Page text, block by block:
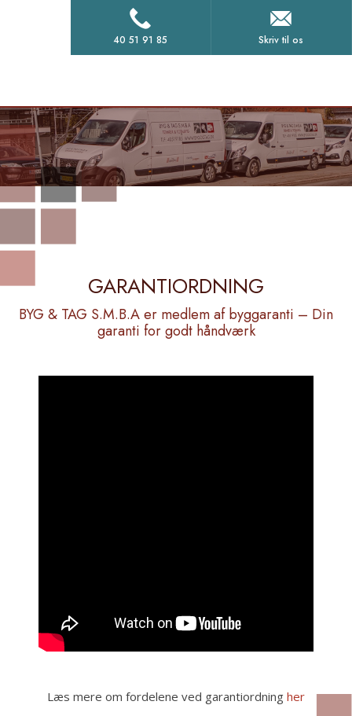
40 51 91 85 Skriv til os
GARANTIORDNING​
BYG & TAG S.M.B.A er medlem af byggaranti – Din
garanti for godt håndværk​
Læs mere om fordelene ved garantiordning her